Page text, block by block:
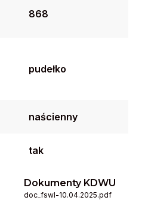
868
pudełko
naścienny
tak
Dokumenty KDWU
doc_fswl-10.04.2025.pdf